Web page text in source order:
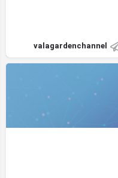
valagardenchannel